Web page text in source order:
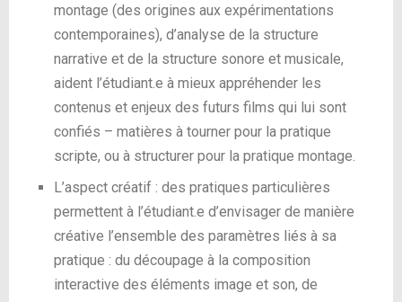
montage (des origines aux expérimentations
contemporaines), d’analyse de la structure
narrative et de la structure sonore et musicale,
aident l’étudiant.e à mieux appréhender les
contenus et enjeux des futurs films qui lui sont
confiés – matières à tourner pour la pratique
scripte, ou à structurer pour la pratique montage.
L’aspect créatif : des pratiques particulières
permettent à l’étudiant.e d’envisager de manière
créative l’ensemble des paramètres liés à sa
pratique : du découpage à la composition
interactive des éléments image et son, de